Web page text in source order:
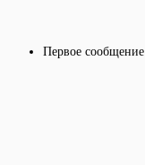
Первое сообщение